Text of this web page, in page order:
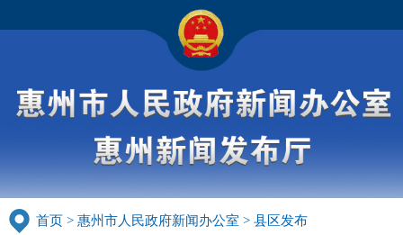
首页 > 惠州市人民政府新闻办公室 > 县区发布